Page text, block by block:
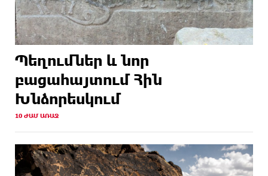
Պեղումներ և նոր
բացահայտում Հին
Խնձորեսկում
10 ԺԱՄ ԱՌԱՋ